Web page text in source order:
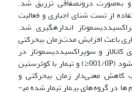
از تست شنای اجباری و فعالیت
اندازه­گیری شد.
باعث افزایش مدت‌زمان بی­حرکتی
و سوپراکسیددیسموتاز در
مقایسه با گروه کنترل می­شود (001/0P≤) و ‌تیمار با کوئرستین
کاهش معنی‌دار زمان بی­حرکتی و
افزایش فعالیت این آنزیم‌ها در گروه‌های بیمار تیمارشده می­